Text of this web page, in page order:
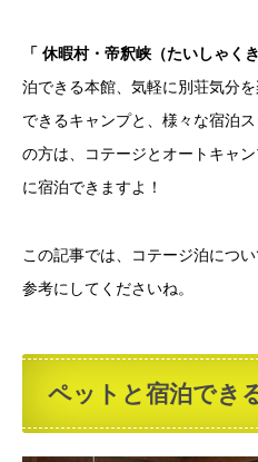
「 休暇村・帝釈峡（たいしゃく
泊できる本館、気軽に別荘気分
できるキャンプと、様々な宿泊
の方は、コテージとオートキャ
に宿泊できますよ！
この記事では、コテージ泊につ
参考にしてくださいね。
ペットと宿泊でき